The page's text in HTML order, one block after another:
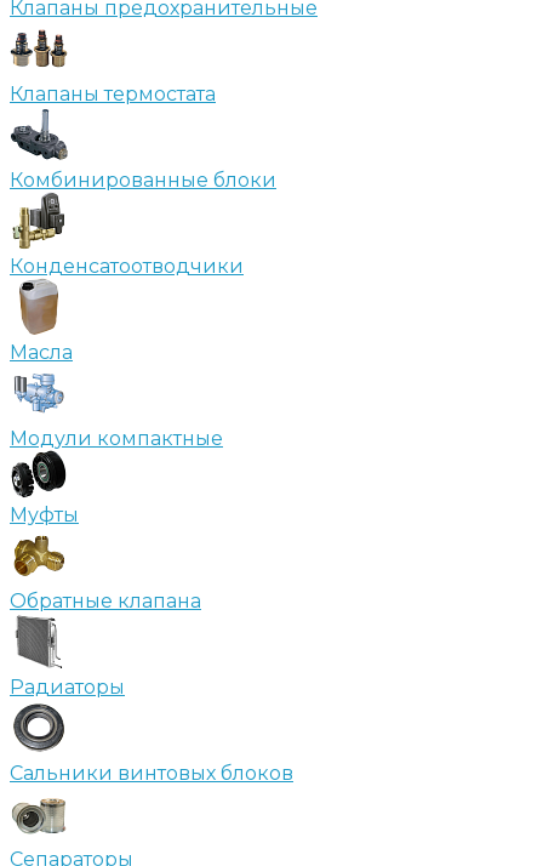
Клапаны предохранительные
Клапаны термостата
Комбинированные блоки
Конденсатоотводчики
Масла
Модули компактные
Муфты
Обратные клапана
Радиаторы
Сальники винтовых блоков
Сепараторы